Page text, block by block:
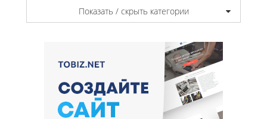
Показать / скрыть категории